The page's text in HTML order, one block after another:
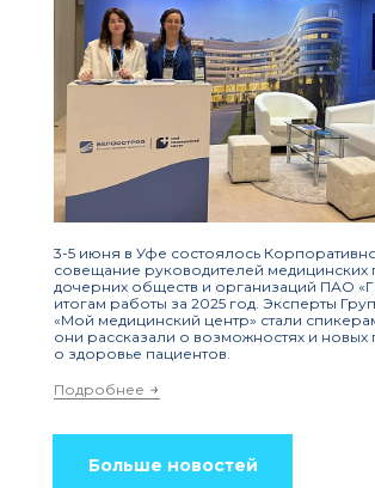
3-5 июня в Уфе состоялось
совещание руководителей медицинских
дочерних обществ и организаций ПАО
итогам работы за 2025 год. Эксперты
«Мой медицинский центр» стали
они рассказали о возможностях и новых
о здоровье пациентов.
Подробнее
Больше новостей